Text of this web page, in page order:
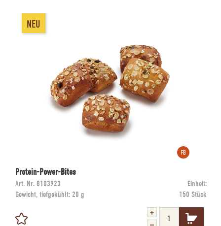
NEU
Protein-Power-Bites
Art. Nr. 8103923
Einheit:
Gewicht, tiefgekühlt: 20 g 150 Stück